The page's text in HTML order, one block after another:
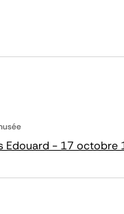
Edouard - 17